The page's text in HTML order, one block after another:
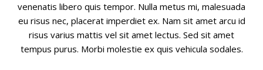
venenatis libero quis tempor. Nulla metus mi, malesuada
eu risus nec, placerat imperdiet ex. Nam sit amet arcu id
risus varius mattis vel sit amet lectus. Sed sit amet
tempus purus. Morbi molestie ex quis vehicula sodales.